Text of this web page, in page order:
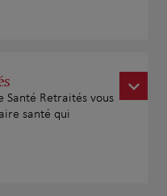
Santé Retraités vous
santé qui